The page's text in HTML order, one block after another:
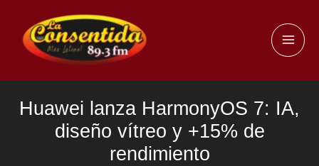
contenido
Huawei lanza HarmonyOS 7: IA,
diseño vítreo y +15% de
rendimiento